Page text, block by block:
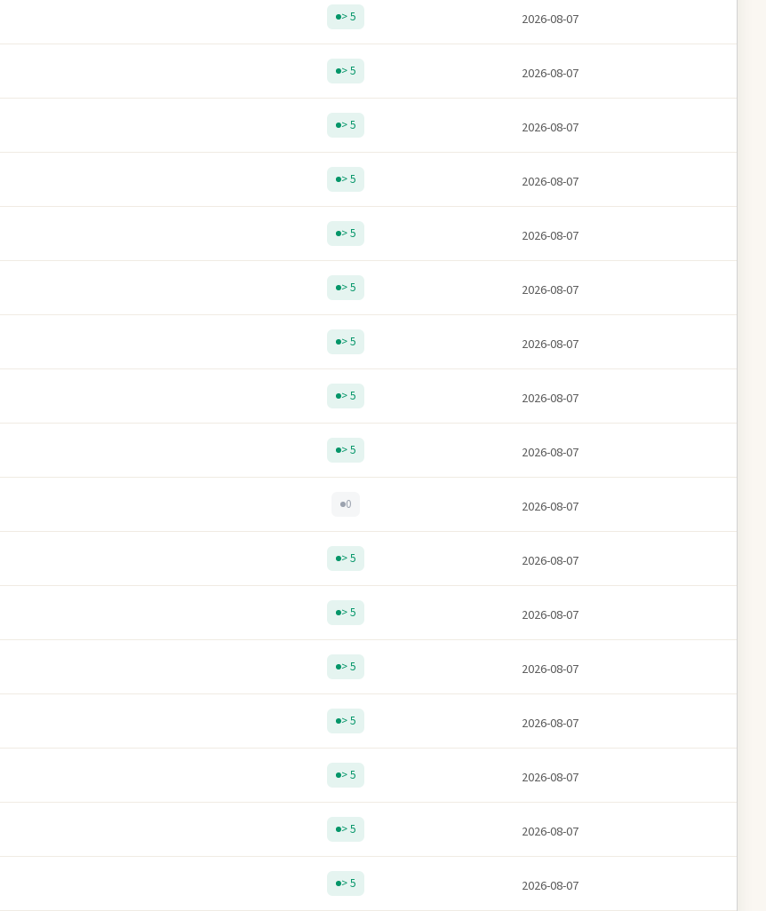
> 5 2026-08-07
> 5 2026-08-07
> 5 2026-08-07
> 5 2026-08-07
> 5 2026-08-07
> 5 2026-08-07
> 5 2026-08-07
> 5 2026-08-07
> 5 2026-08-07
0 2026-08-07
> 5 2026-08-07
> 5 2026-08-07
> 5 2026-08-07
> 5 2026-08-07
> 5 2026-08-07
> 5 2026-08-07
> 5 2026-08-07